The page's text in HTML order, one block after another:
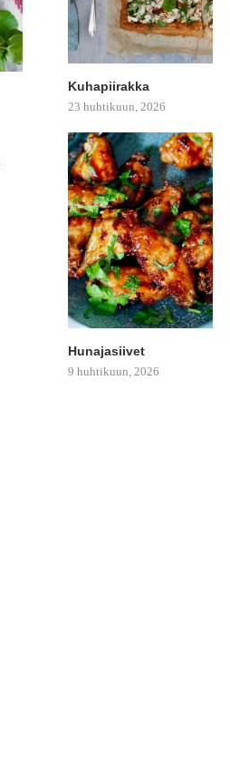
Kuhapiirakka
23 huhtikuun, 2026
Hunajasiivet
9 huhtikuun, 2026